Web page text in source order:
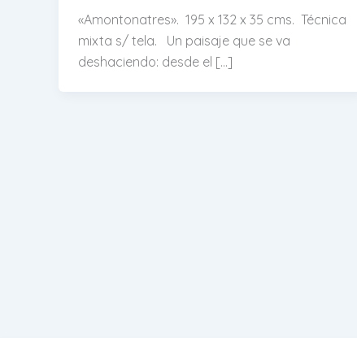
«Amontonatres». 195 x 132 x 35 cms. Técnica
mixta s/ tela. Un paisaje que se va
deshaciendo: desde el […]